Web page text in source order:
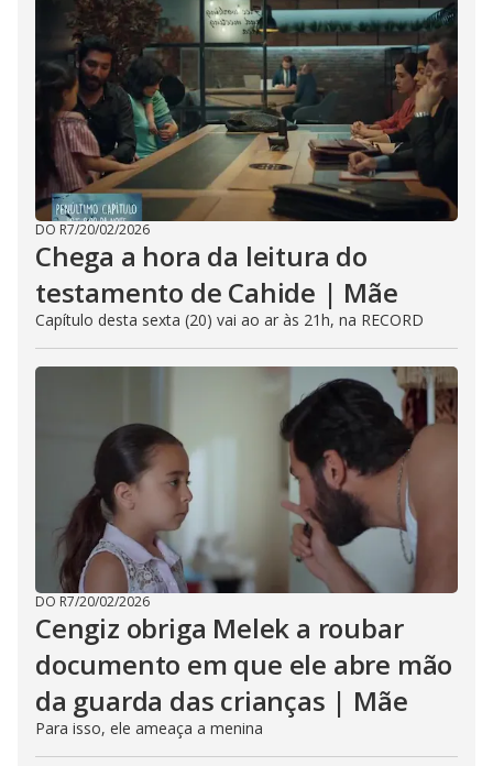
DO R7/20/02/2026
Chega a hora da leitura do
testamento de Cahide | Mãe
Capítulo desta sexta (20) vai ao ar às 21h, na RECORD
DO R7/20/02/2026
Cengiz obriga Melek a roubar
documento em que ele abre mão
da guarda das crianças | Mãe
Para isso, ele ameaça a menina